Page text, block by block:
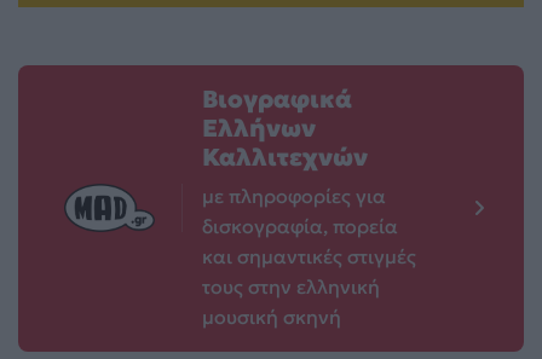
Βιογραφικά
Ελλήνων
Καλλιτεχνών
με πληροφορίες για
δισκογραφία, πορεία
και σημαντικές στιγμές
τους στην ελληνική
μουσική σκηνή